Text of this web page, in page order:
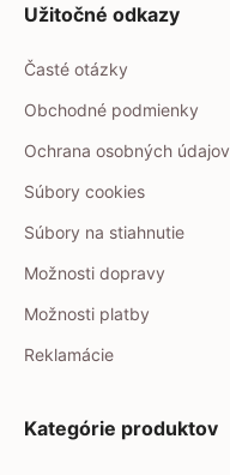
Užitočné odkazy
Časté otázky
Obchodné podmienky
Ochrana osobných údajov
Súbory cookies
Súbory na stiahnutie
Možnosti dopravy
Možnosti platby
Reklamácie
Kategórie produktov